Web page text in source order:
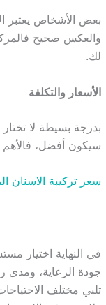
بعض الأشخاص يعتبر
والعكس صحيح
لك.
الأسعار والتكلفة
بدرجة بسيطة لا تختار
سيكون أفضل، فالأهم
سعر تركيبة الاسنان
في النهاية اختيار
جودة الرعاية، ومدى
تلبي مختلف